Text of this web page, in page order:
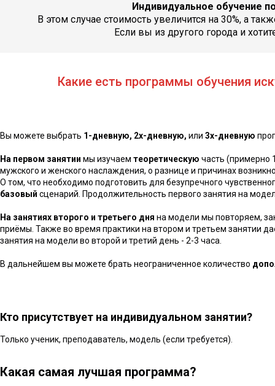
Индивидуальное обучение
В этом случае стоимость увеличится на 30%, а
Если вы из другого города и
Какие есть программы обучения
Вы можете выбрать 1-дневную, 2х-дневную, или 3х-дневную
На первом занятии мы изучаем теоретическую часть (примерно
мужского и женского наслаждения, о разнице и причинах
О том, что необходимо подготовить для безупречного
базовый сценарий. Продолжительность первого занятия на
На занятиях второго и третьего дня на модели мы повторяем,
приёмы. Также во время практики на втором и третьем занятии
занятия на модели во второй и третий день - 2-3 часа.
В дальнейшем вы можете брать неограниченное количество
Кто присутствует на индивидуальном занятии?
Только ученик, преподаватель, модель (если требуется).
Какая самая лучшая программа?